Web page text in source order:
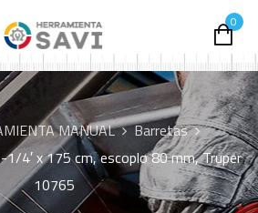
0
MANUAL
Barretas
4′ x 175 cm, escoplo 80 mm, Truper
10765